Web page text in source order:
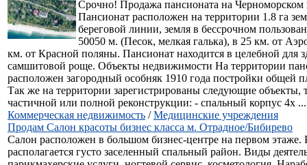
Срочно! Продажа пансионата на Черноморском
Пансионат расположен на территории 1.8 га
береговой линии, земля в бессрочном
50050 м. (Песок, мелкая галька), в 25 км. от
км. от Красной поляны. Пансионат находится в целебной для
самшитовой роще. Объекты недвижимости На территории
расположен загородный особняк 1910 года постройки общей
Так же на территории зарегистрированы следующие объекты,
частичной или полной реконструкции: - спальный корпус 4х ...
Коммерческая недвижимость /Медицинские учреждения
Продам Салон красоты бизнес класса м. Отрадное/Бибирево
Салон расположен в большом бизнес-центре на первом этаже.
располагается густо заселенный спальный район. Виды